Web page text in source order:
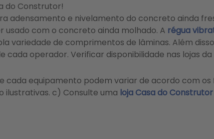
do Construtor!
adensamento e nivelamento do concreto ainda
usado com o concreto ainda molhado. A régua
variedade de comprimentos de lâminas. Além
cada operador. Verificar disponibilidade nas lojas
cada equipamento podem variar de acordo com
ilustrativas. c) Consulte uma loja Casa do Construtor